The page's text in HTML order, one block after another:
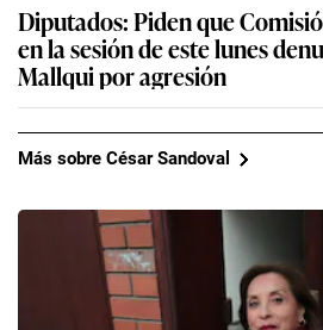
Diputados: Piden que
en la sesión de este lunes
Mallqui por agresión
Más sobre César Sandoval